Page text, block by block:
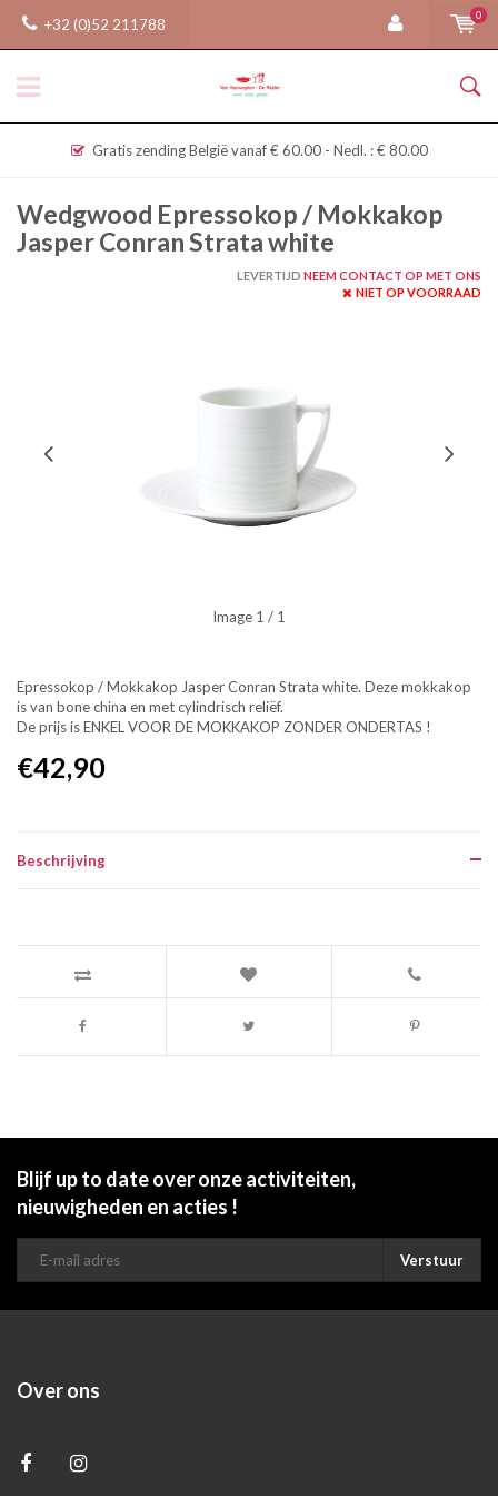
+32 (0)52 211788
0
Gratis zending België vanaf € 60.00 - Nedl. : € 80.00
Wedgwood Epressokop / Mokkakop
Jasper Conran Strata white
LEVERTIJD NEEM CONTACT OP MET ONS
NIET OP VOORRAAD
Image 1 / 1
Epressokop / Mokkakop Jasper Conran Strata white. Deze mokkakop
is van bone china en met cylindrisch reliëf.
De prijs is ENKEL VOOR DE MOKKAKOP ZONDER ONDERTAS !
€42,90
Beschrijving
Blijf up to date over onze activiteiten,
nieuwigheden en acties !
Verstuur
Over ons